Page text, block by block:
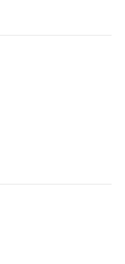
ons op. We
weet dat je de